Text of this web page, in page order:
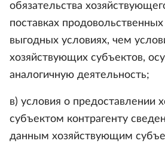
обязательства
поставках
выгодных условиях, чем
хозяйствующих субъектов,
аналогичную деятельность;
в) условия о предоставлении
субъектом контрагенту
данным хозяйствующим